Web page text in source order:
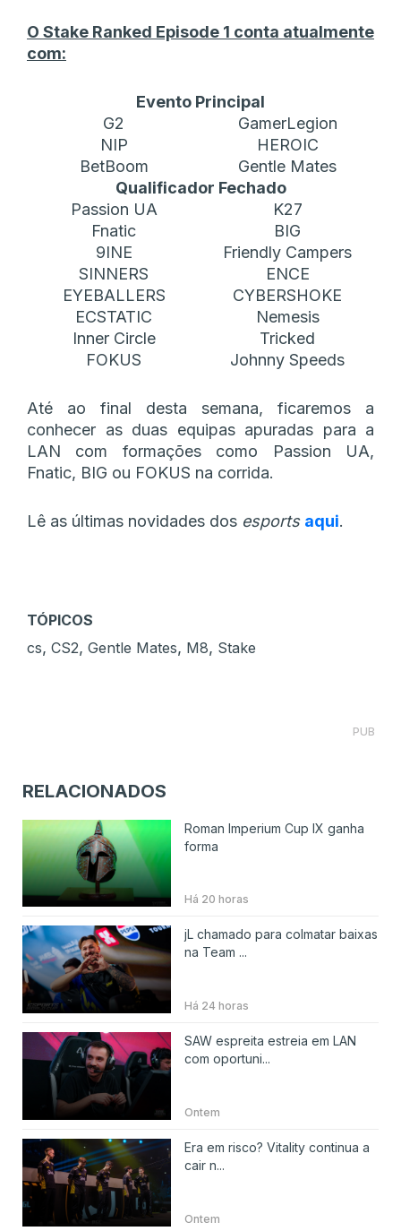
O Stake Ranked Episode 1 conta atualmente
com:
Evento Principal
G2
GamerLegion
NIP
HEROIC
BetBoom
Gentle Mates
Qualificador Fechado
Passion UA
K27
Fnatic
BIG
9INE
Friendly Campers
SINNERS
ENCE
EYEBALLERS
CYBERSHOKE
ECSTATIC
Nemesis
Inner Circle
Tricked
FOKUS
Johnny Speeds
Até ao final desta semana, ficaremos a
conhecer as duas equipas apuradas para a
LAN com formações como Passion UA,
Fnatic, BIG ou FOKUS na corrida.
Lê as últimas novidades dos esports aqui.
TÓPICOS
cs, CS2, Gentle Mates, M8, Stake
PUB
RELACIONADOS
Roman Imperium Cup IX ganha
forma
Há 20 horas
jL chamado para colmatar baixas
na Team ...
Há 24 horas
SAW espreita estreia em LAN
com oportuni...
Ontem
Era em risco? Vitality continua a
cair n...
Ontem